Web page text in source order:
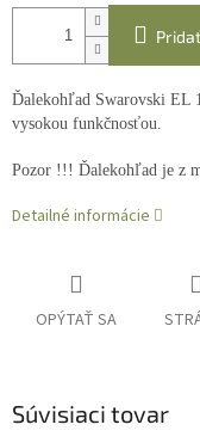
Ďalekohľad Swarovski EL
vysokou funkčnosťou.
Pozor !!! Ďalekohľad je z
Detailné informácie
OPÝTAŤ SA
Súvisiaci tovar